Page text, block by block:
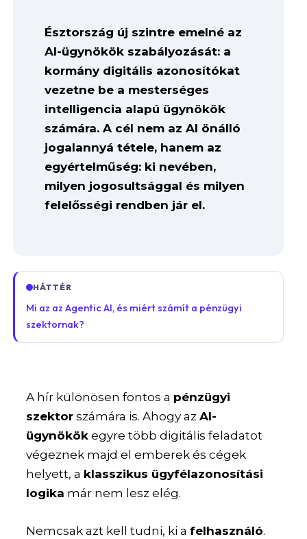
Észtország új szintre emelné az
AI-ügynökök szabályozását: a
kormány digitális azonosítókat
vezetne be a mesterséges
intelligencia alapú ügynökök
számára. A cél nem az AI önálló
jogalannyá tétele, hanem az
egyértelműség: ki nevében,
milyen jogosultsággal és milyen
felelősségi rendben jár el.
HÁTTÉR
Mi az az Agentic AI, és miért számít a pénzügyi
szektornak?
A hír különösen fontos a pénzügyi
szektor számára is. Ahogy azAI-
ügynökök egyre több digitális feladatot
végeznek majd el emberek és cégek
helyett, a klasszikus ügyfélazonosítási
logika már nem lesz elég.
Nemcsak azt kell tudni, ki afelhasználó.